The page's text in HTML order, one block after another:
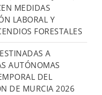
MEDIDAS
LABORAL Y
FORESTALES
A
AUTÓNOMAS
DEL
DE MURCIA 2026